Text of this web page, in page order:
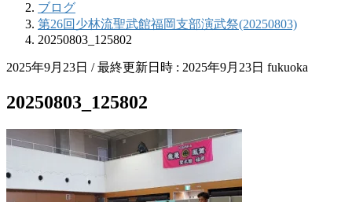
ブログ
第26回少林流聖武館福岡支部演武祭(20250803)
20250803_125802
2025年9月23日 / 最終更新日時 : 2025年9月23日 fukuoka
20250803_125802